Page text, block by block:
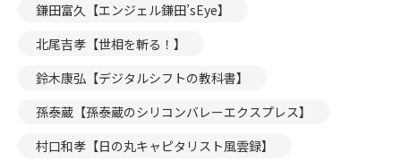
鎌田富久【エンジェル鎌田’sEye】
北尾吉孝【世相を斬る！】
鈴木康弘【デジタルシフトの教科書】
孫泰蔵【孫泰蔵のシリコンバレーエクスプレス】
村口和孝【日の丸キャピタリスト風雲録】